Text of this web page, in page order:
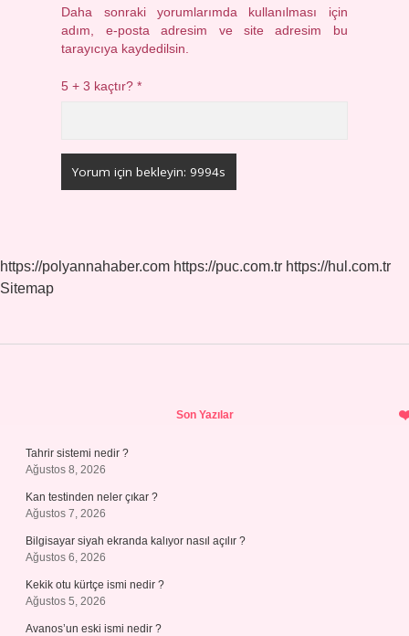
Daha sonraki yorumlarımda kullanılması için
adım, e-posta adresim ve site adresim bu
tarayıcıya kaydedilsin.
5 + 3 kaçtır?*
https://polyannahaber.com https://puc.com.tr https://hul.com.tr
Sitemap
Son Yazılar
Tahrir sistemi nedir ?
Ağustos 8, 2026
Kan testinden neler çıkar ?
Ağustos 7, 2026
Bilgisayar siyah ekranda kalıyor nasıl açılır ?
Ağustos 6, 2026
Kekik otu kürtçe ismi nedir ?
Ağustos 5, 2026
Avanos’un eski ismi nedir ?